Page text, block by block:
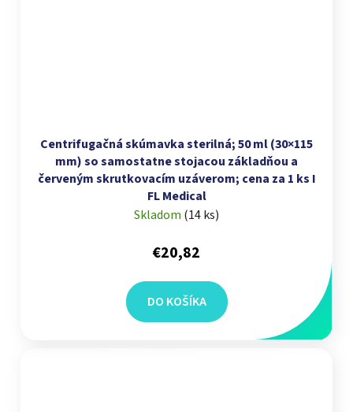
Centrifugačná skúmavka sterilná; 50 ml (30×115
mm) so samostatne stojacou základňou a
červeným skrutkovacím uzáverom; cena za 1 ks I
FL Medical
Skladom (14 ks)
€20,82
DO KOŠÍKA